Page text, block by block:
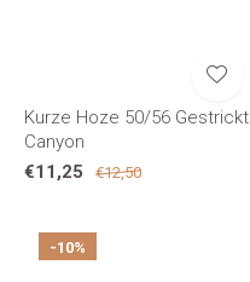
Kurze Hoze 50/56 Gestrickt
Canyon
€11,25
€12,50
-10%